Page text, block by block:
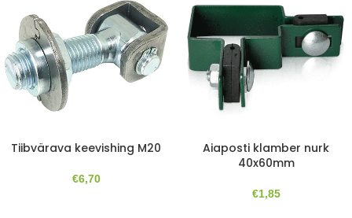
Tiibvärava keevishing M20
€6,70
Aiaposti klamber nurk
40x60mm
€1,85